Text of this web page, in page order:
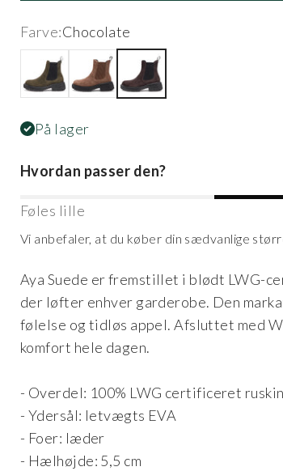
Farve:Chocolate
Dark OliveSepia Chocolate
På lager
Hvordan passer den?
Føles lille
Vi anbefaler, at du køber din sædvanlige
Aya Suede er fremstillet i blødt LWG-
der løfter enhver garderobe. Den
følelse og tidløs appel. Afsluttet med
komfort hele dagen.
- Overdel: 100% LWG certificeret
- Ydersål: letvægts EVA
- Foer: læder
- Hælhøjde: 5,5 cm